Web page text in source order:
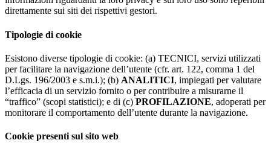
direttamente sui siti dei rispettivi gestori.
Tipologie di cookie
Esistono diverse tipologie di cookie: (a) TECNICI, servizi utilizzati
per facilitare la navigazione dell’utente (cfr. art. 122, comma 1 del
D.Lgs. 196/2003 e s.m.i.); (b) ANALITICI, impiegati per valutare
l’efficacia di un servizio fornito o per contribuire a misurarne il
“traffico” (scopi statistici); e di (c) PROFILAZIONE, adoperati per
monitorare il comportamento dell’utente durante la navigazione.
Cookie presenti sul sito web